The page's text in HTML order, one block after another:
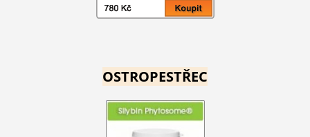
OSTROPESTŘEC